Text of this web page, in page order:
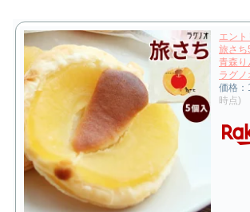
エン
旅さち
青森り
ラグ
価格：
時点)